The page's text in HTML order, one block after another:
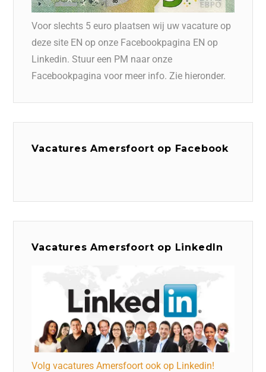
Voor slechts 5 euro plaatsen wij uw vacature op
deze site EN op onze Facebookpagina EN op
Linkedin. Stuur een PM naar onze
Facebookpagina voor meer info. Zie hieronder.
Vacatures Amersfoort op Facebook
Vacatures Amersfoort op LinkedIn
Volg vacatures Amersfoort ook op Linkedin!